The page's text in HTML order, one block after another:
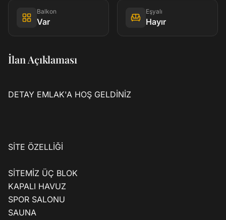
Balkon
Var
Eşyalı
Hayır
İlan Açıklaması
DETAY EMLAK'A HOŞ GELDİNİZ
SİTE ÖZELLİĞİ
SİTEMİZ ÜÇ BLOK
KAPALI HAVUZ
SPOR SALONU
SAUNA